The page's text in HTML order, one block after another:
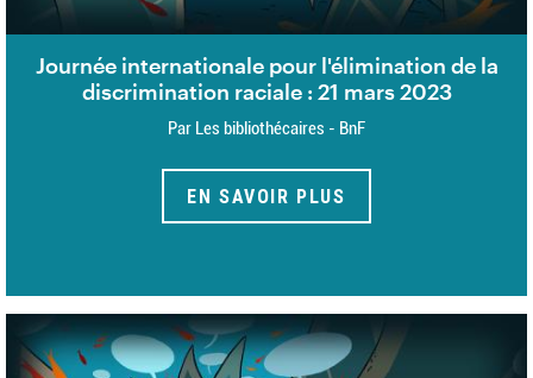
Journée internationale pour l'élimination de la
discrimination raciale : 21 mars 2023
Par Les bibliothécaires - BnF
EN SAVOIR PLUS